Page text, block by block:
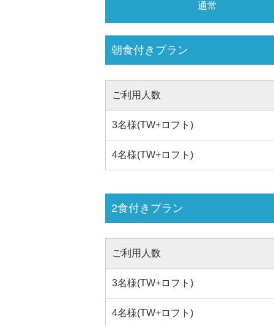
通常
朝食付きプラン
ご利用人数
3名様(TW+ロフト)
4名様(TW+ロフト)
2食付きプラン
ご利用人数
3名様(TW+ロフト)
4名様(TW+ロフト)